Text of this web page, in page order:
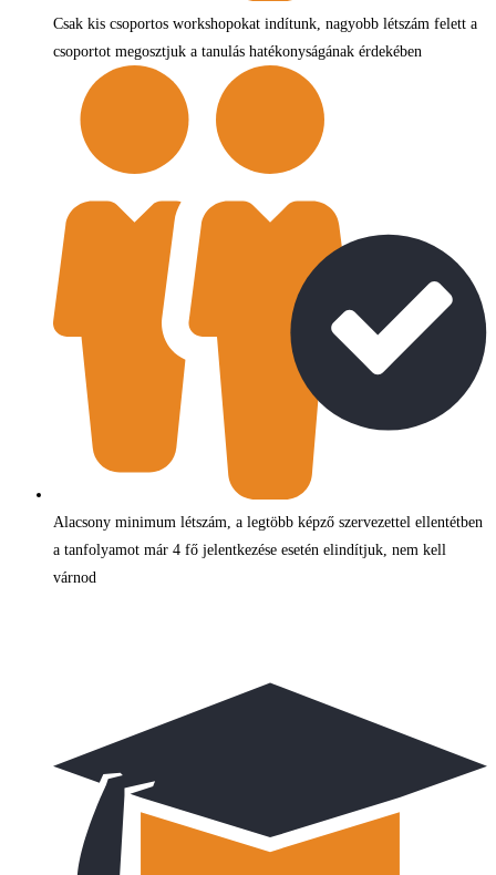
Csak kis csoportos workshopokat indítunk, nagyobb létszám felett a
csoportot megosztjuk a tanulás hatékonyságának érdekében
Alacsony minimum létszám, a legtöbb képző szervezettel ellentétben
a tanfolyamot már 4 fő jelentkezése esetén elindítjuk, nem kell
várnod